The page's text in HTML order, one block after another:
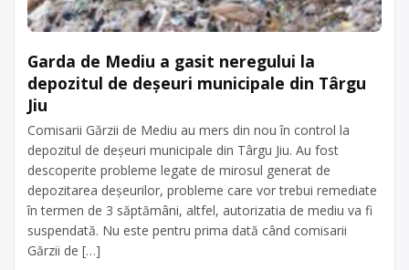
Garda de Mediu a gasit neregului la
depozitul de deșeuri municipale din Târgu
Jiu
Comisarii Gărzii de Mediu au mers din nou în control la
depozitul de deșeuri municipale din Târgu Jiu. Au fost
descoperite probleme legate de mirosul generat de
depozitarea deșeurilor, probleme care vor trebui remediate
în termen de 3 săptămâni, altfel, autorizatia de mediu va fi
suspendată. Nu este pentru prima dată când comisarii
Gărzii de […]